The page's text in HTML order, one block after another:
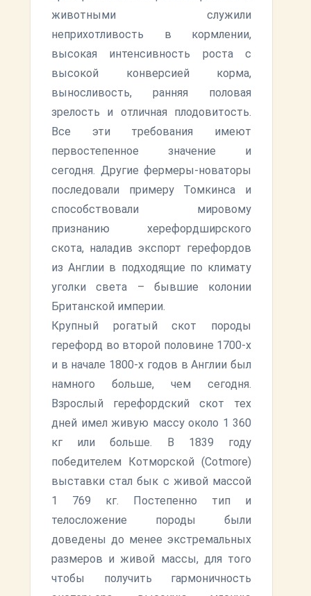
животными служили
неприхотливость в кормлении,
высокая интенсивность роста с
высокой конверсией корма,
выносливость, ранняя половая
зрелость и отличная плодовитость.
Все эти требования имеют
первостепенное значение и
сегодня. Другие фермеры-новаторы
последовали примеру Томкинса и
способствовали мировому
признанию херефордширского
скота, наладив экспорт герефордов
из Англии в подходящие по климату
уголки света – бывшие колонии
Британской империи.
Крупный рогатый скот породы
герефорд во второй половине 1700-х
и в начале 1800-х годов в Англии был
намного больше, чем сегодня.
Взрослый герефордский скот тех
дней имел живую массу около 1 360
кг или больше. В 1839 году
победителем Котморской (Cotmore)
выставки стал бык с живой массой
1 769 кг. Постепенно тип и
телосложение породы были
доведены до менее экстремальных
размеров и живой массы, для того
чтобы получить гармоничность